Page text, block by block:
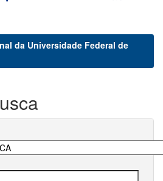
da Universidade Federal de